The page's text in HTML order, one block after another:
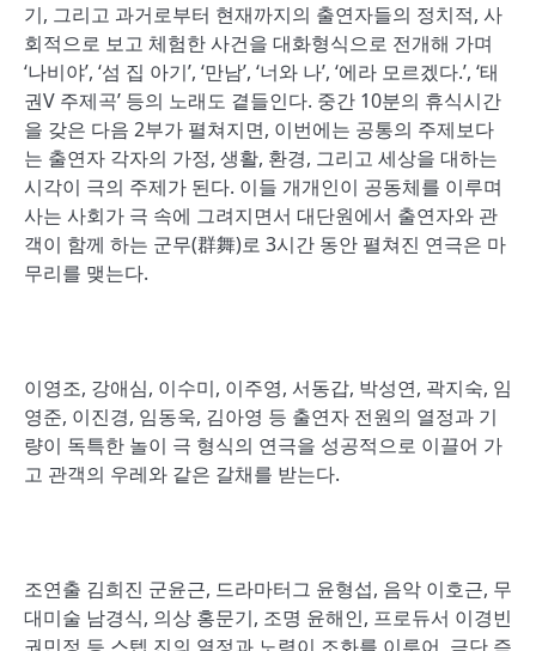
기, 그리고 과거로부터 현재까지의 출연자들의 정치적, 사
회적으로 보고 체험한 사건을 대화형식으로 전개해 가며
‘나비야’, ‘섬 집 아기’, ‘만남’, ‘너와 나’, ‘에라 모르겠다.’, ‘태
권V 주제곡’ 등의 노래도 곁들인다. 중간 10분의 휴식시간
을 갖은 다음 2부가 펼쳐지면, 이번에는 공통의 주제보다
는 출연자 각자의 가정, 생활, 환경, 그리고 세상을 대하는
시각이 극의 주제가 된다. 이들 개개인이 공동체를 이루며
사는 사회가 극 속에 그려지면서 대단원에서 출연자와 관
객이 함께 하는 군무(群舞)로 3시간 동안 펼쳐진 연극은 마
무리를 맺는다.
이영조, 강애심, 이수미, 이주영, 서동갑, 박성연, 곽지숙, 임
영준, 이진경, 임동욱, 김아영 등 출연자 전원의 열정과 기
량이 독특한 놀이 극 형식의 연극을 성공적으로 이끌어 가
고 관객의 우레와 같은 갈채를 받는다.
조연출 김희진 군윤근, 드라마터그 윤형섭, 음악 이호근, 무
대미술 남경식, 의상 홍문기, 조명 윤해인, 프로듀서 이경빈